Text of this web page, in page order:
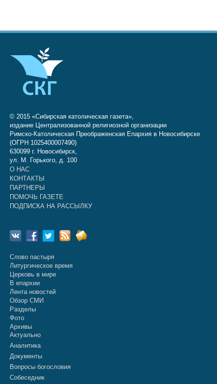
© 2015 «Сибирская католическая газета»,
издание Централизованной религиозной организации
Римско-Католическая Преображенская Епархия в Новосибирске
(ОГРН 1025400007490)
630099 г. Новосибирск,
ул. М. Горького, д. 100
О НАС
КОНТАКТЫ
ПАРТНЕРЫ
ПОМОЧЬ ГАЗЕТЕ
ПОДПИСКА НА РАССЫЛКУ
Слово пастыря
Литургическое время
Церковь в мире
В епархии
Лента новостей
Обзор СМИ
Разделы
Фото
Архивы
Актуально
Аналитика
Документы
Вопросы богословия
Собеседник